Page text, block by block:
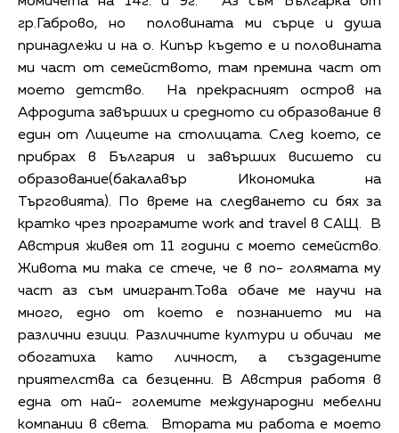
гр.Габрово, но половината ми сърце и душа
принадлежи и на о. Кипър където е и половината
ми част от семейството, там премина част от
моето детство. На прекрасният остров на
Афродита завърших и средното си образование в
един от Лицеите на столицата. След което, се
прибрах в България и завърших висшето си
образование(бакалавър Икономика на
Търговията). По време на следването си бях за
кратко чрез програмите work and travel в САЩ. В
Австрия живея от 11 години с моето семейство.
Живота ми така се стече, че в по- голямата му
част аз съм имигрант.Това обаче ме научи на
много, едно от което е познанието ми на
различни езици. Различните култури и обичаи ме
обогатиха като личност, а създадените
приятелства са безценни. В Австрия работя в
една от най- големите международни мебелни
компании в света. Втората ми работа е моето